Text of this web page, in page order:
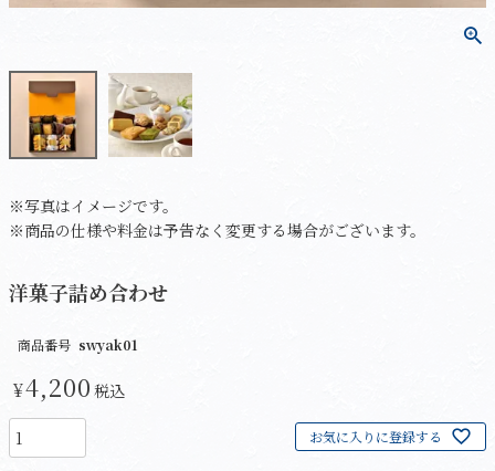
※写真はイメージです。
※商品の仕様や料金は予告なく変更する場合がございます。
洋菓子詰め合わせ
商品番号 swyak01
¥4,200 税込
お気に入りに登録する